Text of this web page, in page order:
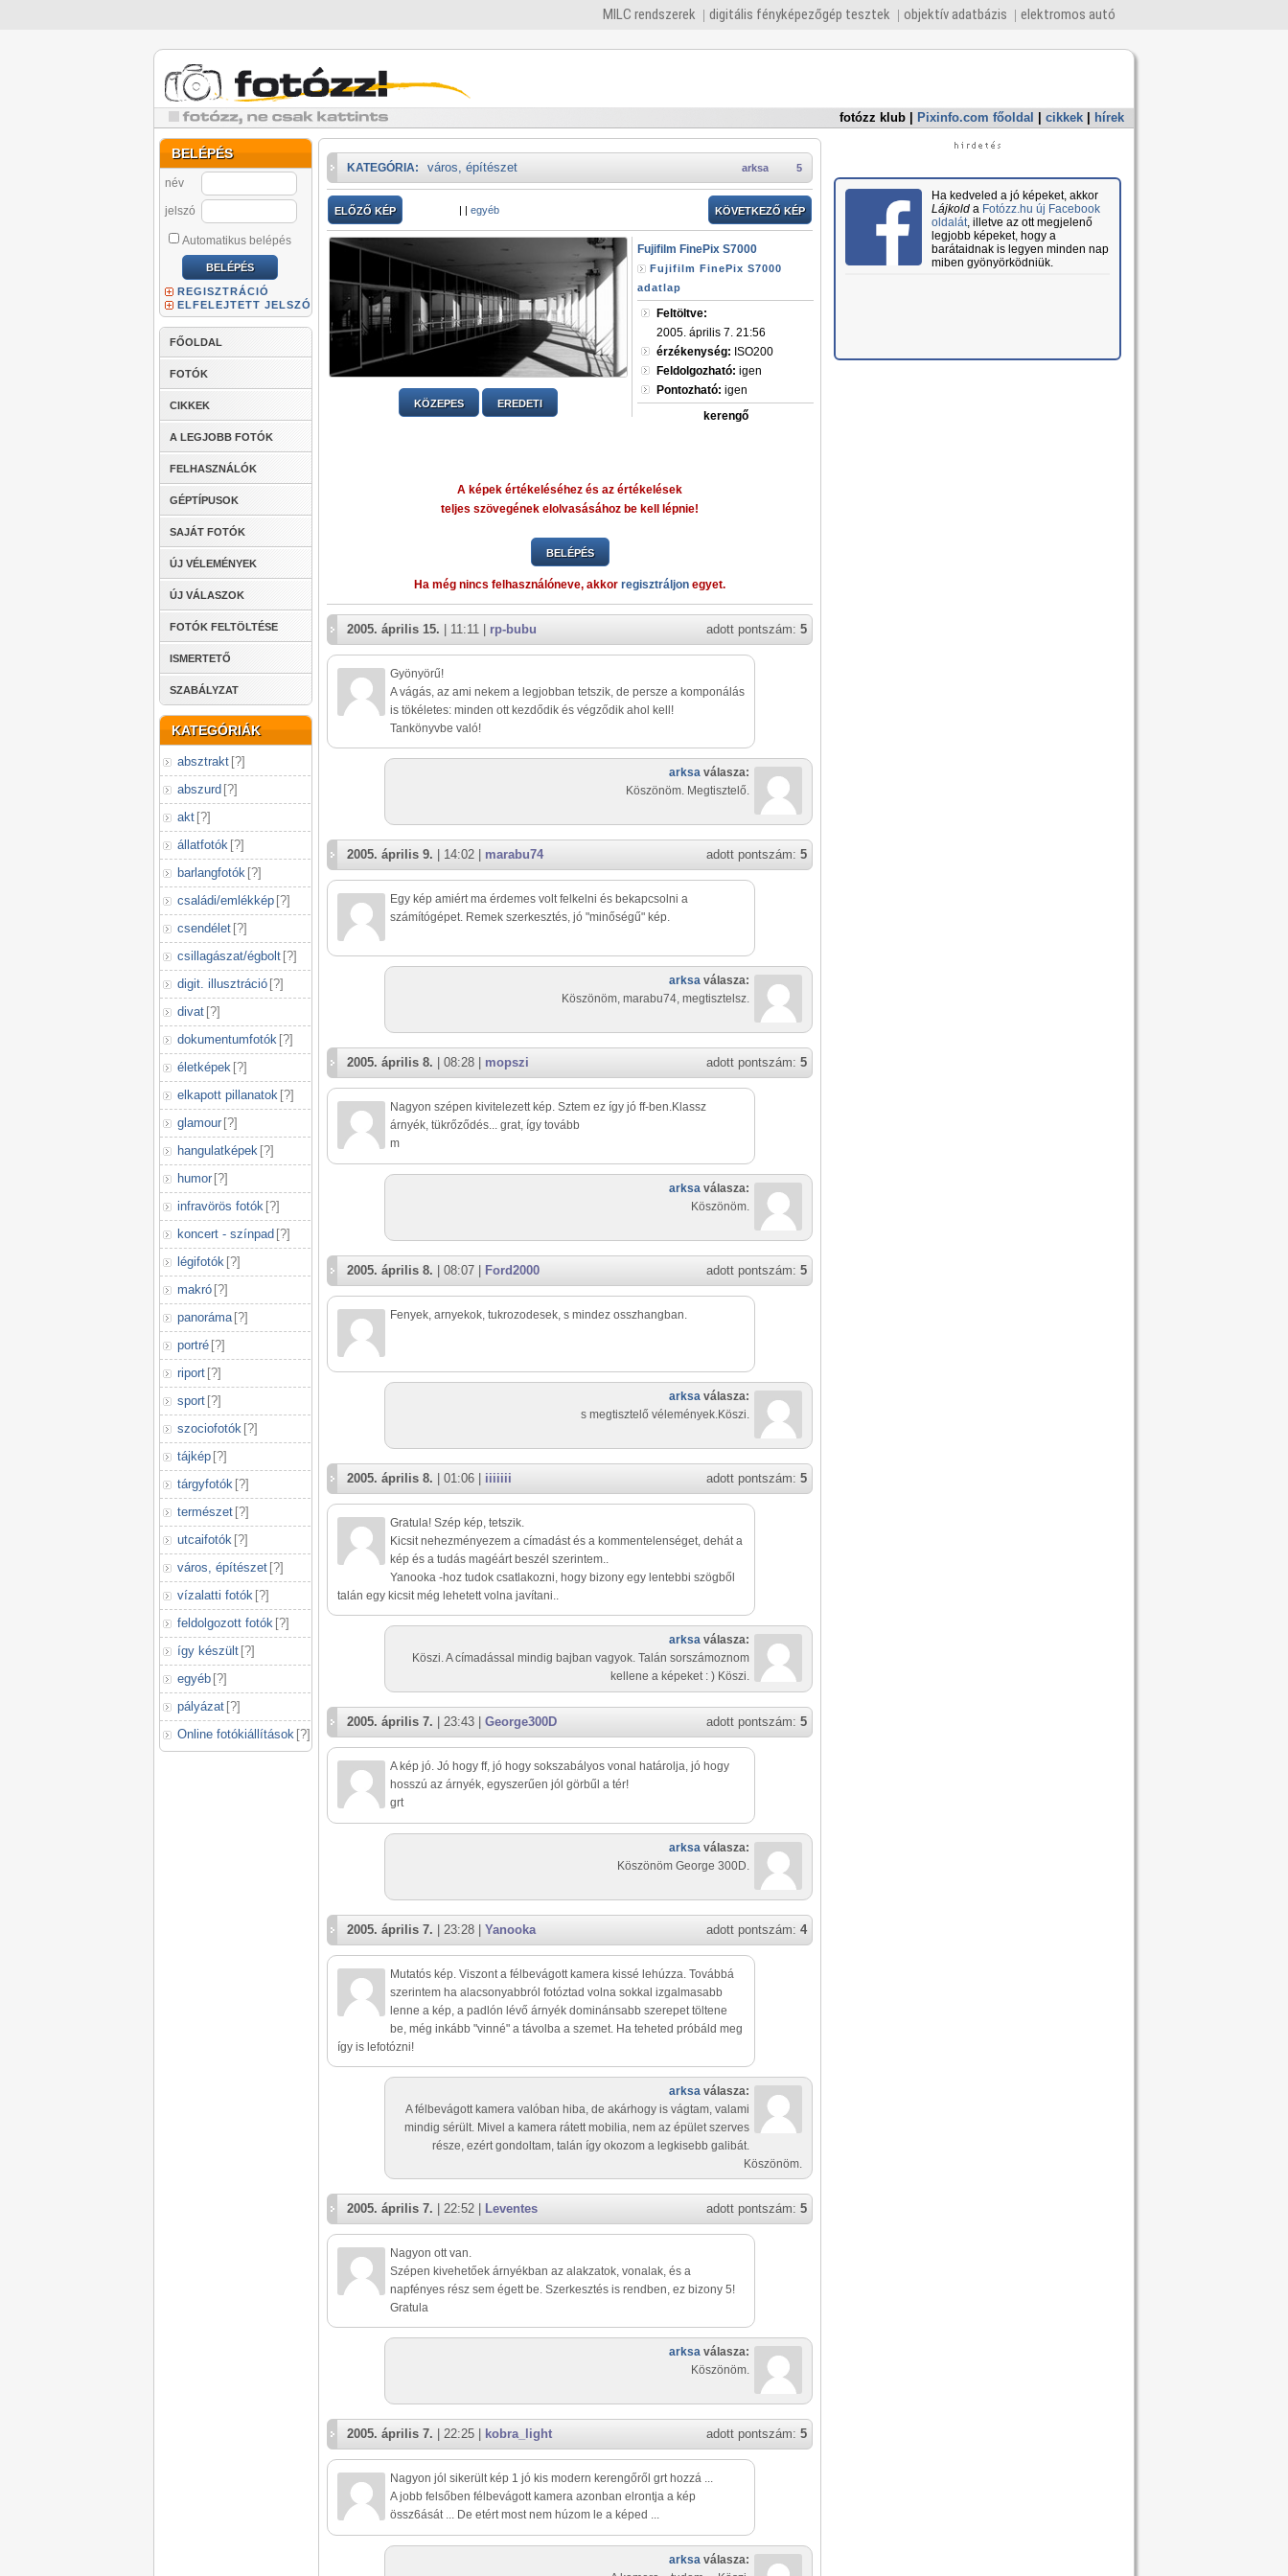
MILC rendszerek digitális fényképezőgép tesztek objektív adatbázis elektromos autó
fotózz klub Pixinfo.com főoldal cikkek hírek
BELÉPÉS
név
jelszó
Automatikus belépés
REGISZTRÁCIÓ
ELFELEJTETT JELSZÓ
FŐOLDAL
FOTÓK
CIKKEK
A LEGJOBB FOTÓK
FELHASZNÁLÓK
GÉPTÍPUSOK
SAJÁT FOTÓK
ÚJ VÉLEMÉNYEK
ÚJ VÁLASZOK
FOTÓK FELTÖLTÉSE
ISMERTETŐ
SZABÁLYZAT
KATEGÓRIÁK
absztrakt [?]
abszurd [?]
akt [?]
állatfotók [?]
barlangfotók [?]
családi/emlékkép [?]
csendélet [?]
csillagászat/égbolt [?]
digit. illusztráció [?]
divat [?]
dokumentumfotók [?]
életképek [?]
elkapott pillanatok [?]
glamour [?]
hangulatképek [?]
humor [?]
infravörös fotók [?]
koncert - színpad [?]
légifotók [?]
makró [?]
panoráma [?]
portré [?]
riport [?]
sport [?]
szociofotók [?]
tájkép [?]
tárgyfotók [?]
természet [?]
utcaifotók [?]
város, építészet [?]
vízalatti fotók [?]
feldolgozott fotók [?]
így készült [?]
egyéb [?]
pályázat [?]
Online fotókiállítások [?]
5
arksa
KATEGÓRIA: város, építészet
ELŐZŐ KÉP | | egyéb KÖVETKEZŐ KÉP
KÖZEPES EREDETI
Fujifilm FinePix S7000
Fujifilm FinePix S7000
adatlap
Feltöltve:
2005. április 7. 21:56
érzékenység: ISO200
Feldolgozható: igen
Pontozható: igen
kerengő
A képek értékeléséhez és az értékelések
teljes szövegének elolvasásához be kell lépnie!
BELÉPÉS
Ha még nincs felhasználóneve, akkor regisztráljon egyet.
adott pontszám: 5
2005. április 15. | 11:11 | rp-bubu
Gyönyörű!
A vágás, az ami nekem a legjobban tetszik, de persze a komponálás
is tökéletes: minden ott kezdődik és végződik ahol kell!
Tankönyvbe való!
arksa válasza:
Köszönöm. Megtisztelő.
adott pontszám: 5
2005. április 9. | 14:02 | marabu74
Egy kép amiért ma érdemes volt felkelni és bekapcsolni a
számítógépet. Remek szerkesztés, jó "minőségű" kép.
arksa válasza:
Köszönöm, marabu74, megtisztelsz.
adott pontszám: 5
2005. április 8. | 08:28 | mopszi
Nagyon szépen kivitelezett kép. Sztem ez így jó ff-ben.Klassz
árnyék, tükrőződés... grat, így tovább
m
arksa válasza:
Köszönöm.
adott pontszám: 5
2005. április 8. | 08:07 | Ford2000
Fenyek, arnyekok, tukrozodesek, s mindez osszhangban.
arksa válasza:
s megtisztelő vélemények.Köszi.
adott pontszám: 5
2005. április 8. | 01:06 | iiiiiii
Gratula! Szép kép, tetszik.
Kicsit nehezményezem a címadást és a kommentelenséget, dehát a
kép és a tudás magéárt beszél szerintem..
Yanooka -hoz tudok csatlakozni, hogy bizony egy lentebbi szögből
talán egy kicsit még lehetett volna javítani..
arksa válasza:
Köszi. A címadással mindig bajban vagyok. Talán sorszámoznom
kellene a képeket : ) Köszi.
adott pontszám: 5
2005. április 7. | 23:43 | George300D
A kép jó. Jó hogy ff, jó hogy sokszabályos vonal határolja, jó hogy
hosszú az árnyék, egyszerűen jól görbűl a tér!
grt
arksa válasza:
Köszönöm George 300D.
adott pontszám: 4
2005. április 7. | 23:28 | Yanooka
Mutatós kép. Viszont a félbevágott kamera kissé lehúzza. Továbbá
szerintem ha alacsonyabbról fotóztad volna sokkal izgalmasabb
lenne a kép, a padlón lévő árnyék dominánsabb szerepet töltene
be, még inkább "vinné" a távolba a szemet. Ha teheted próbáld meg
így is lefotózni!
arksa válasza:
A félbevágott kamera valóban hiba, de akárhogy is vágtam, valami
mindig sérült. Mivel a kamera rátett mobilia, nem az épület szerves
része, ezért gondoltam, talán így okozom a legkisebb galibát.
Köszönöm.
adott pontszám: 5
2005. április 7. | 22:52 | Leventes
Nagyon ott van.
Szépen kivehetőek árnyékban az alakzatok, vonalak, és a
napfényes rész sem égett be. Szerkesztés is rendben, ez bizony 5!
Gratula
arksa válasza:
Köszönöm.
adott pontszám: 5
2005. április 7. | 22:25 | kobra_light
Nagyon jól sikerült kép 1 jó kis modern kerengőről grt hozzá ...
A jobb felsőben félbevágott kamera azonban elrontja a kép
össz6ását ... De etért most nem húzom le a képed ...
arksa válasza:
Ha kedveled a jó képeket, akkor
Lájkolda Fotózz.hu új Facebook
oldalát, illetve az ott megjelenő
legjobb képeket, hogy a
barátaidnak is legyen minden nap
miben gyönyörködniük.